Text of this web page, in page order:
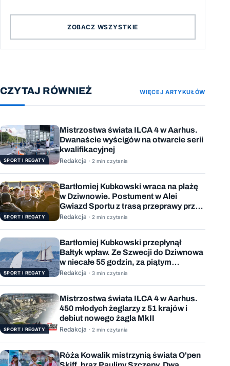
ZOBACZ WSZYSTKIE
CZYTAJ RÓWNIEŻ WIĘCEJ ARTYKUŁÓW
SPORT I REGATY
Mistrzostwa świata ILCA 4 w Aarhus.
Dwanaście wyścigów na otwarcie serii
kwalifikacyjnej
Redakcja · 2 min czytania
SPORT I REGATY
Bartłomiej Kubkowski wraca na plażę
w Dziwnowie. Postument w Alei
Gwiazd Sportu z trasą przeprawy przez
Bałtyk
Redakcja · 2 min czytania
SPORT I REGATY
Bartłomiej Kubkowski przepłynął
Bałtyk wpław. Ze Szwecji do Dziwnowa
w niecałe 55 godzin, za piątym
podejściem
Redakcja · 3 min czytania
SPORT I REGATY
Mistrzostwa świata ILCA 4 w Aarhus.
450 młodych żeglarzy z 51 krajów i
debiut nowego żagla MkII
Redakcja · 2 min czytania
Róża Kowalik mistrzynią świata O'pen